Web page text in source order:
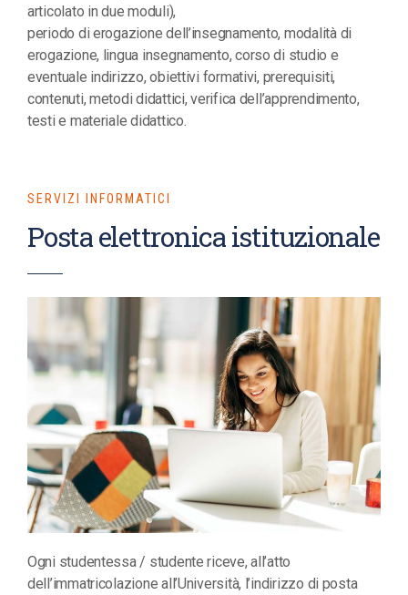
articolato in due moduli),
periodo di erogazione dell’insegnamento, modalità di
erogazione, lingua insegnamento, corso di studio e
eventuale indirizzo, obiettivi formativi, prerequisiti,
contenuti, metodi didattici, verifica dell’apprendimento,
testi e materiale didattico.
SERVIZI INFORMATICI
Posta elettronica istituzionale
Ogni studentessa / studente riceve, all’atto
dell’immatricolazione all’Università, l’indirizzo di posta